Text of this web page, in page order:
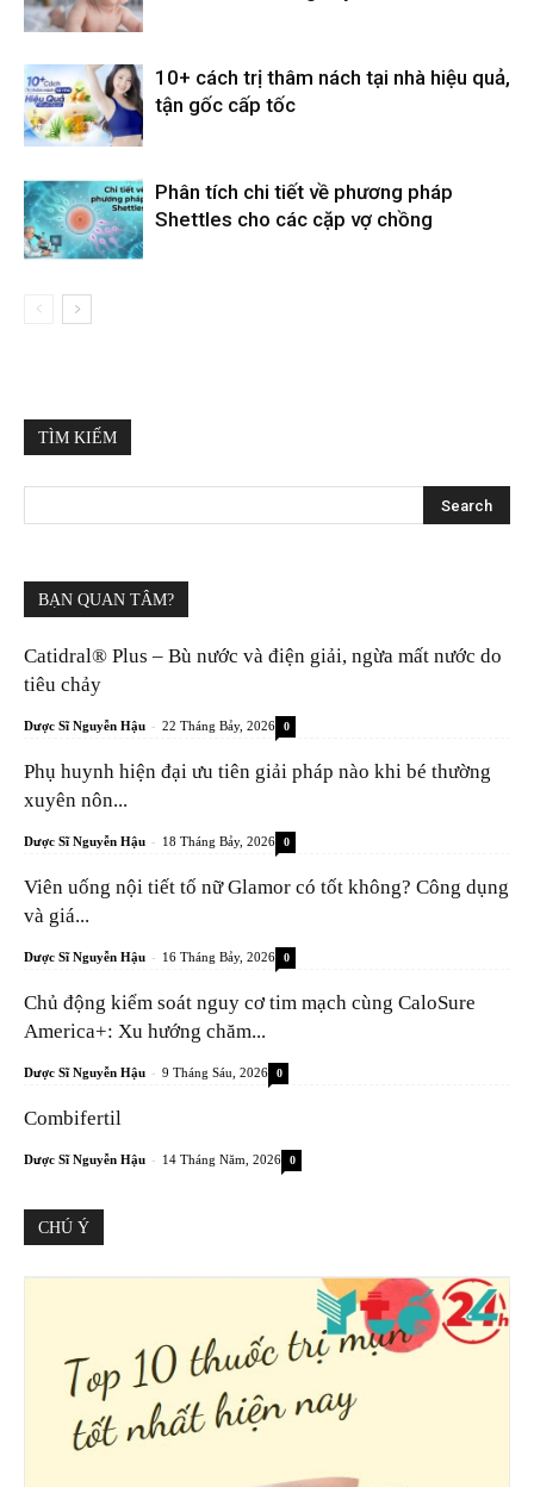
10+ cách trị thâm nách tại nhà hiệu quả,
tận gốc cấp tốc
Phân tích chi tiết về phương pháp
Shettles cho các cặp vợ chồng
TÌM KIẾM
BẠN QUAN TÂM?
Catidral® Plus – Bù nước và điện giải, ngừa mất nước do
tiêu chảy
Dược Sĩ Nguyễn Hậu - 22 Tháng Bảy, 2026 0
Phụ huynh hiện đại ưu tiên giải pháp nào khi bé thường
xuyên nôn...
Dược Sĩ Nguyễn Hậu - 18 Tháng Bảy, 2026 0
Viên uống nội tiết tố nữ Glamor có tốt không? Công dụng
và giá...
Dược Sĩ Nguyễn Hậu - 16 Tháng Bảy, 2026 0
Chủ động kiểm soát nguy cơ tim mạch cùng CaloSure
America+: Xu hướng chăm...
Dược Sĩ Nguyễn Hậu - 9 Tháng Sáu, 2026 0
Combifertil
Dược Sĩ Nguyễn Hậu - 14 Tháng Năm, 2026 0
CHÚ Ý